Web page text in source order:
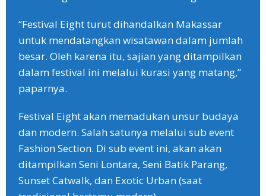
“Festival Eight turut dihandalkan Makassar
untuk mendatangkan wisatawan dalam jumlah
besar. Oleh karena itu, sajian yang ditampilkan
dalam festival ini melalui kurasi yang matang,”
paparnya.
Festival Eight akan memadukan unsur budaya
dan modern. Salah satunya melalui sub event
Fashion Section. Di sub event ini, akan akan
ditampilkan Seni Lontara, Seni Batik Parang,
Sunset Catwalk, dan Exotic Urban (saat